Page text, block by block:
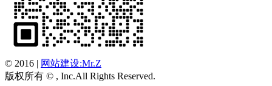
© 2016 | 网站建设:Mr.Z
版权所有 © , Inc.All Rights Reserved.